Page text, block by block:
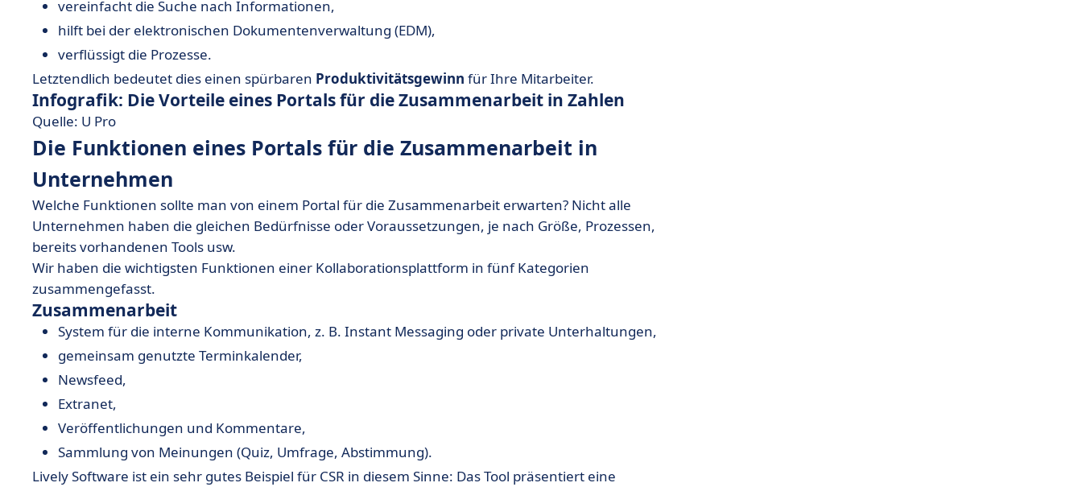
vereinfacht die Suche nach Informationen,
hilft bei der elektronischen Dokumentenverwaltung (EDM),
verflüssigt die Prozesse.
Letztendlich bedeutet dies einen spürbaren Produktivitätsgewinn für Ihre Mitarbeiter.
Infografik: Die Vorteile eines Portals für die Zusammenarbeit in Zahlen
Quelle: U Pro
Die Funktionen eines Portals für die Zusammenarbeit in
Unternehmen
Welche Funktionen sollte man von einem Portal für die Zusammenarbeit erwarten? Nicht alle
Unternehmen haben die gleichen Bedürfnisse oder Voraussetzungen, je nach Größe, Prozessen,
bereits vorhandenen Tools usw.
Wir haben die wichtigsten Funktionen einer Kollaborationsplattform in fünf Kategorien
zusammengefasst.
Zusammenarbeit
System für die interne Kommunikation, z. B. Instant Messaging oder private Unterhaltungen,
gemeinsam genutzte Terminkalender,
Newsfeed,
Extranet,
Veröffentlichungen und Kommentare,
Sammlung von Meinungen (Quiz, Umfrage, Abstimmung).
Lively Software ist ein sehr gutes Beispiel für CSR in diesem Sinne: Das Tool präsentiert eine